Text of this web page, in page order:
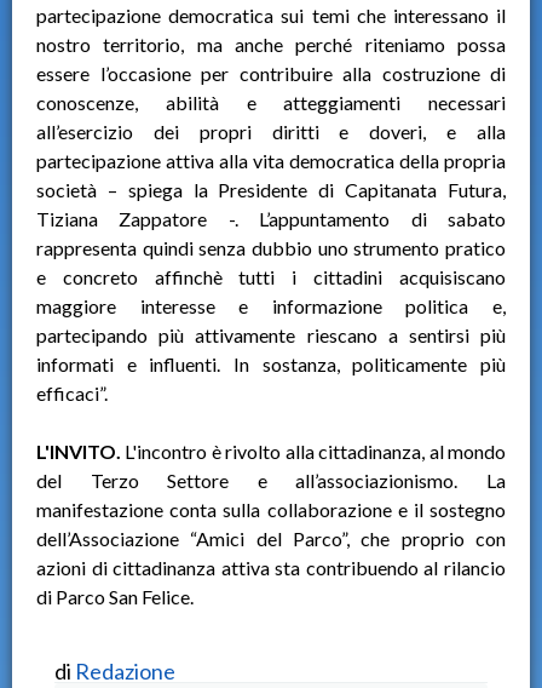
partecipazione democratica sui temi che interessano il
nostro territorio, ma anche perché riteniamo possa
essere l’occasione per contribuire alla costruzione di
conoscenze, abilità e atteggiamenti necessari
all’esercizio dei propri diritti e doveri, e alla
partecipazione attiva alla vita democratica della propria
società – spiega la Presidente di Capitanata Futura,
Tiziana Zappatore -. L’appuntamento di sabato
rappresenta quindi senza dubbio uno strumento pratico
e concreto affinchè tutti i cittadini acquisiscano
maggiore interesse e informazione politica e,
partecipando più attivamente riescano a sentirsi più
informati e influenti. In sostanza, politicamente più
efficaci”.
L'INVITO. L'incontro è rivolto alla cittadinanza, al mondo
del Terzo Settore e all’associazionismo. La
manifestazione conta sulla collaborazione e il sostegno
dell’Associazione “Amici del Parco”, che proprio con
azioni di cittadinanza attiva sta contribuendo al rilancio
di Parco San Felice.
di Redazione